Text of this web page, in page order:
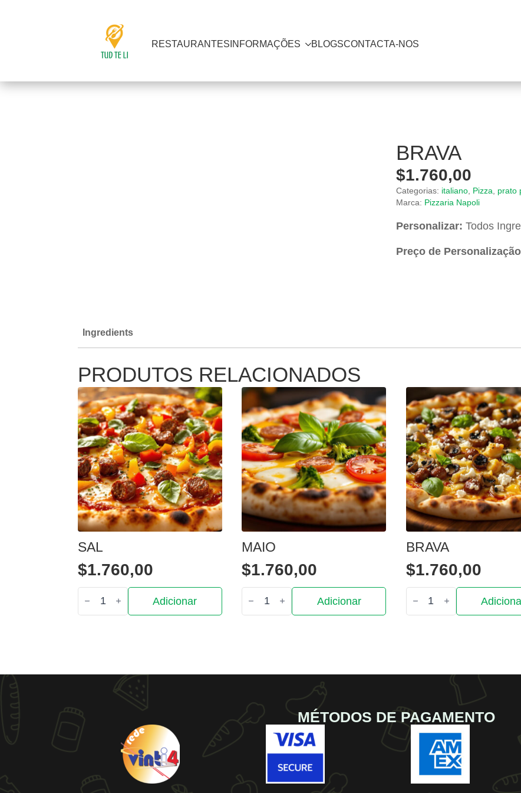
RESTAURANTES INFORMAÇÕES BLOGSCONTACTA-NOS
BRAVA
$1.760,00
Categorias: italiano Pizza
prato
Marca: Pizzaria Napoli
Personalizar: Todos
Preço de
Ingredients
PRODUTOS RELACIONADOS
SAL
$1.760,00
Quantidade
de
Sal
Adicionar
MAIO
$1.760,00
Quantidade
de
Maio
Adicionar
BRAVA
$1.760,00
Quantidade
de
Brava
MÉTODOS DE PAGAMENTO